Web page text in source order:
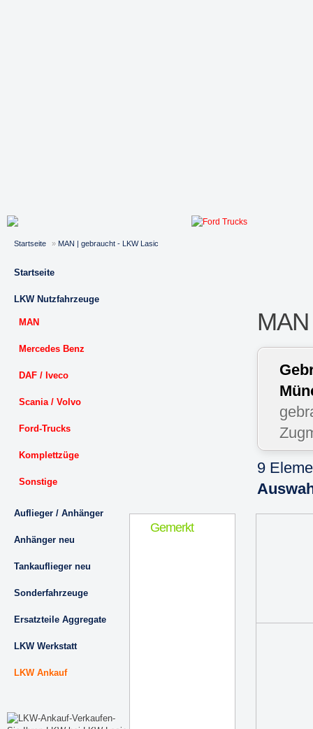
Startseite » MAN | gebraucht - LKW Lasic
Startseite
LKW Nutzfahrzeuge
MAN
Mercedes Benz
DAF / Iveco
Scania / Volvo
Ford-Trucks
Komplettzüge
Sonstige
Auflieger / Anhänger
Anhänger neu
Tankauflieger neu
Sonderfahrzeuge
Ersatzteile Aggregate
LKW Werkstatt
LKW Ankauf
9
Gemerkt